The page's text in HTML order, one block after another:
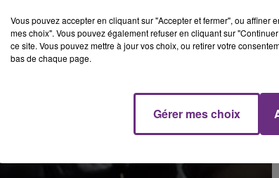
Vous pouvez accepter en cliquant sur "Accepter et fermer", ou
mes choix". Vous pouvez également refuser en cliquant sur
ce site. Vous pouvez mettre à jour vos choix, ou retirer votre
bas de chaque page.
Gérer mes choix